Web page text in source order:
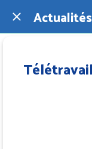
Actualités